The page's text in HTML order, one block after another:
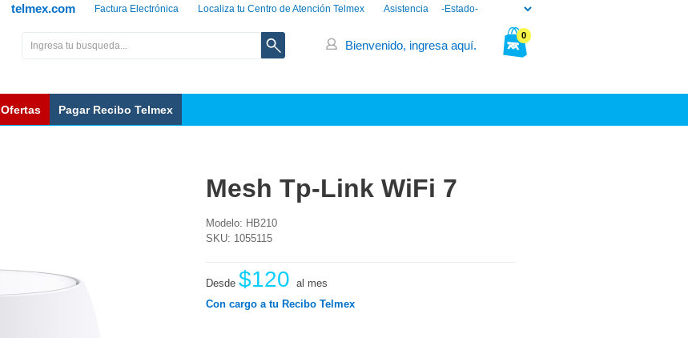
Asistencia
Localiza tu Centro de Atención Telmex
Factura Electrónica
telmex.com
0
Bienvenido, ingresa aquí.
Ofertas Pagar Recibo Telmex
Mesh Tp-Link WiFi 7
Modelo: HB210
SKU: 1055115
Desde $120 al mes
Con cargo a tu Recibo Telmex